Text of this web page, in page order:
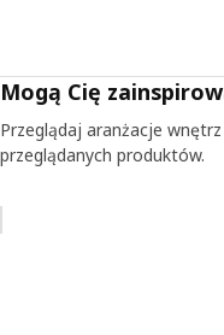
Mogą Cię
Przeglądaj aranżacje
przeglądanych produktów.